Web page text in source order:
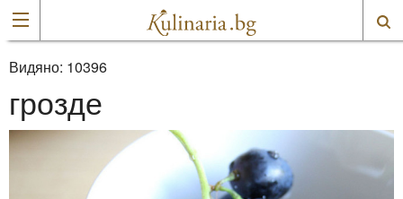
Видяно: 10396
грозде